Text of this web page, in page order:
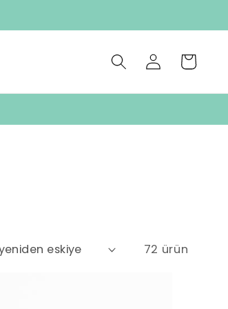
Oturum
Sepet
72 ürün